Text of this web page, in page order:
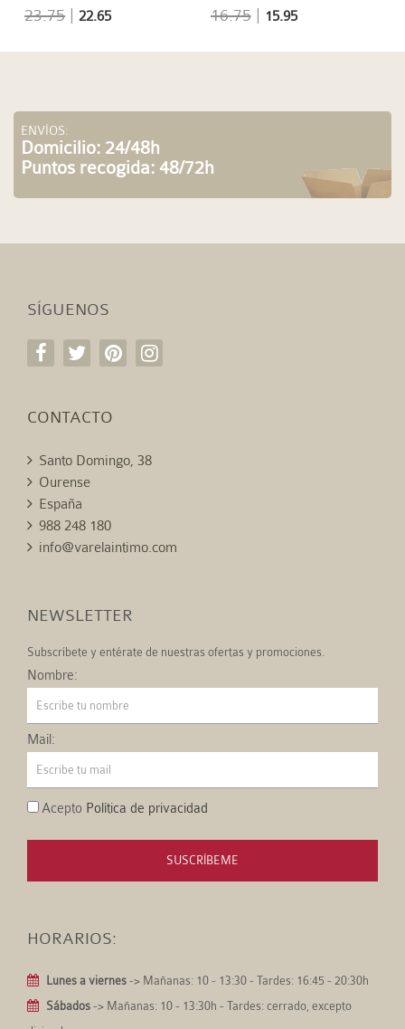
16.75| 15.95
23.75 |22.65
ENVÍOS:
Domicilio: 24/48h
Puntos recogida: 48/72h
SÍGUENOS
CONTACTO
Santo Domingo, 38
Ourense
España
988 248 180
info@varelaintimo.com
NEWSLETTER
Subscríbete y entérate de nuestras ofertas y promociones.
Nombre:
Mail:
Acepto Política de privacidad
SUSCRÍBEME
HORARIOS:
Lunes a viernes -> Mañanas: 10 - 13:30 - Tardes: 16:45 - 20:30h
Sábados -> Mañanas: 10 - 13:30h - Tardes: cerrado, excepto